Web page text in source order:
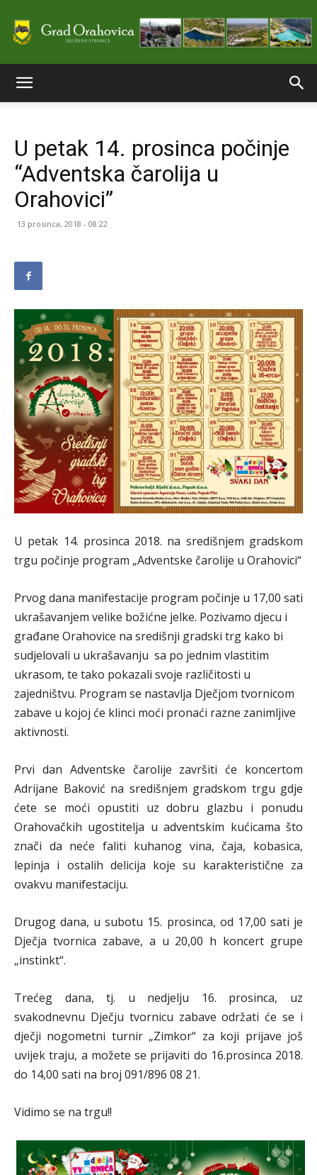
stranice
U petak 14. prosinca počinje
“Adventska čarolija u
Orahovici”
13 prosinca, 2018 - 08:22
U petak 14. prosinca 2018. na središnjem gradskom
trgu počinje program „Adventske čarolije u Orahovici“
Prvog dana manifestacije program počinje u 17,00 sati
ukrašavanjem velike božićne jelke. Pozivamo djecu i
građane Orahovice na središnji gradski trg kako bi
sudjelovali u ukrašavanju sa po jednim vlastitim
ukrasom, te tako pokazali svoje različitosti u
zajedništvu. Program se nastavlja Dječjom tvornicom
zabave u kojoj će klinci moći pronaći razne zanimljive
aktivnosti.
Prvi dan Adventske čarolije završiti će koncertom
Adrijane Baković na središnjem gradskom trgu gdje
ćete se moći opustiti uz dobru glazbu i ponudu
Orahovačkih ugostitelja u adventskim kućicama što
znači da neće faliti kuhanog vina, čaja, kobasica,
lepinja i ostalih delicija koje su karakteristične za
ovakvu manifestaciju.
Drugog dana, u subotu 15. prosinca, od 17,00 sati je
Dječja tvornica zabave, a u 20,00 h koncert grupe
„instinkt“.
Trećeg dana, tj. u nedjelju 16. prosinca, uz
svakodnevnu Dječju tvornicu zabave održati će se i
dječji nogometni turnir „Zimkor“ za koji prijave još
uvijek traju, a možete se prijaviti do 16.prosinca 2018.
do 14,00 sati na broj 091/896 08 21.
Vidimo se na trgu!!